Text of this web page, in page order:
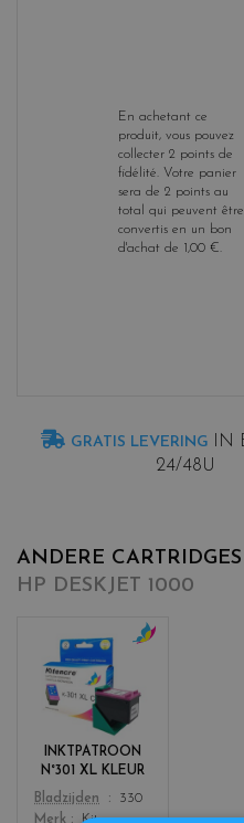
En achetant ce
produit, vous pouvez
collecter 2 points de
fidélité. Votre panier
sera de 2 points au
total qui peuvent être
convertis en un bon
d'achat de 1,00 €.
GRATIS LEVERING IN
24/48U
ANDERE
HP DESKJET 1000
INKTPATROON
N°301 XL KLEUR
Color
l
o
r
s
c
Bladzijden
330
Merk
Kitencre